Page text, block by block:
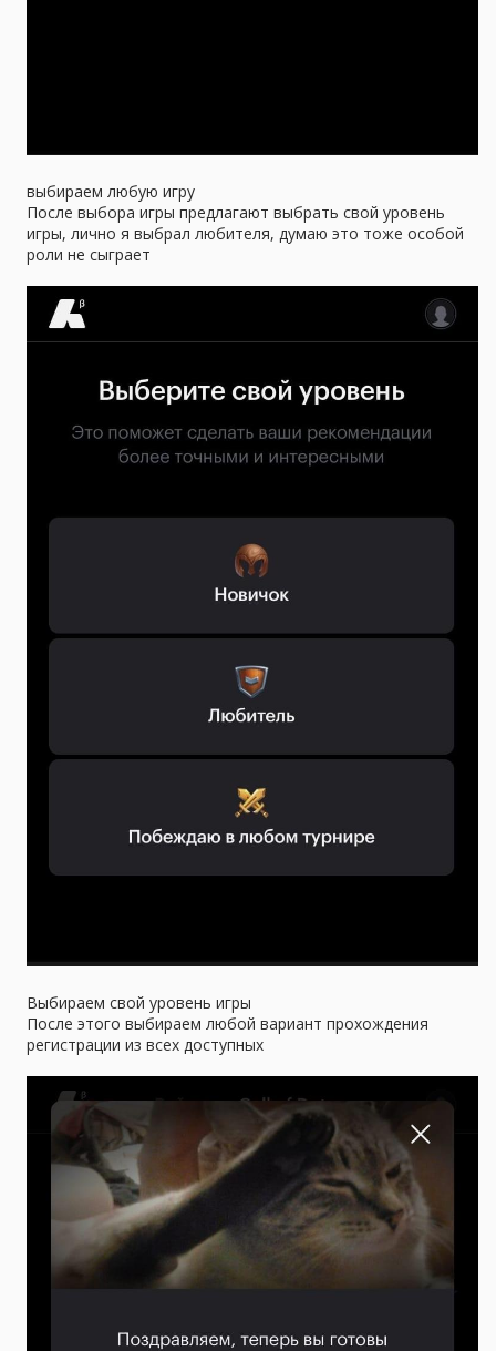
выбираем любую игру
После выбора игры предлагают выбрать свой уровень
игры, лично я выбрал любителя, думаю это тоже особой
роли не сыграет
Выбираем свой уровень игры
После этого выбираем любой вариант прохождения
регистрации из всех доступных